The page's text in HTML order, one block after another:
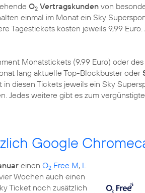
O2 Vertragskunden von
einmal im Monat ein Sky
Tagestickets kosten jeweils 9,99
Monatstickets (9,99 Euro) oder
lang aktuelle Top-Blockbuster oder
in diesen Tickets jeweils ein Sky
Jedes weitere gibt es zum
Google
einen O2 Free M, L
Wochen auch einen
Ticket noch zusätzlich